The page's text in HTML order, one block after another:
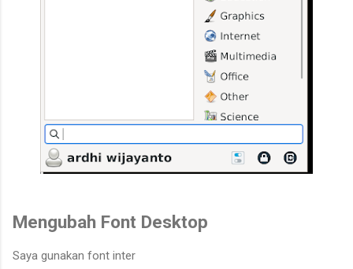
Mengubah Font Desktop
Saya gunakan font inter